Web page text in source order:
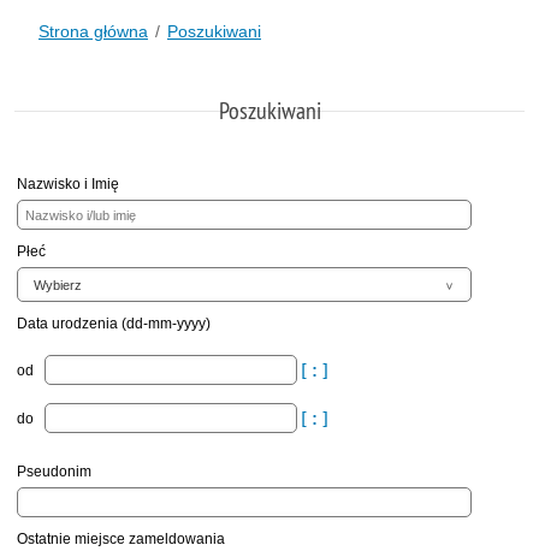
Strona główna Poszukiwani
Poszukiwani
Nazwisko i Imię
Płeć
Data urodzenia (dd-mm-yyyy)
od
do
Pseudonim
Ostatnie miejsce zameldowania